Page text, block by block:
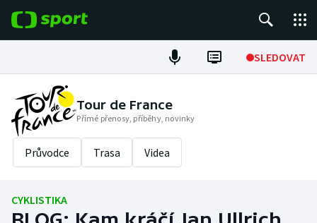
SLEDOVAT
Fotbal
Hokej
Tenis
Tour de France
Přímé přenosy, příběhy, novinky
Průvodce Trasa Videa
CYKLISTIKA